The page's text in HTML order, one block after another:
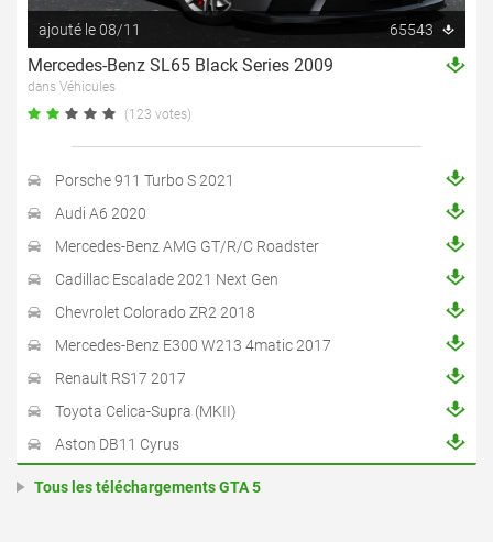
ajouté le 08/11 65543
Mercedes-Benz SL65 Black Series 2009
dans Véhicules
(123 votes)
Porsche 911 Turbo S 2021
Audi A6 2020
Mercedes-Benz AMG GT/R/C Roadster
Cadillac Escalade 2021 Next Gen
Chevrolet Colorado ZR2 2018
Mercedes-Benz E300 W213 4matic 2017
Renault RS17 2017
Toyota Celica-Supra (MKII)
Aston DB11 Cyrus
Tous les téléchargements GTA 5